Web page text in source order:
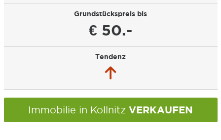
Grundstückspreis bis
€ 50.-
Tendenz
Immobilie in Kollnitz VERKAUFEN